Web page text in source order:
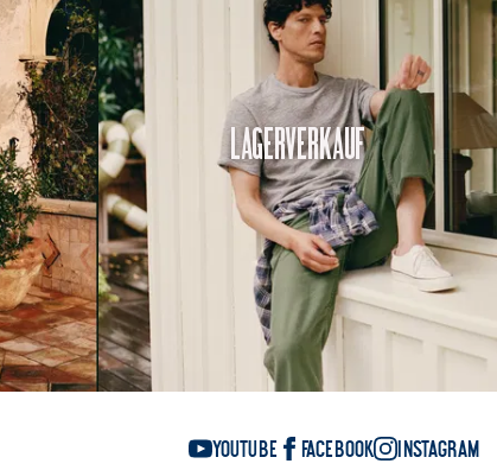
Lagerverkauf
YouTube Facebook Instagram